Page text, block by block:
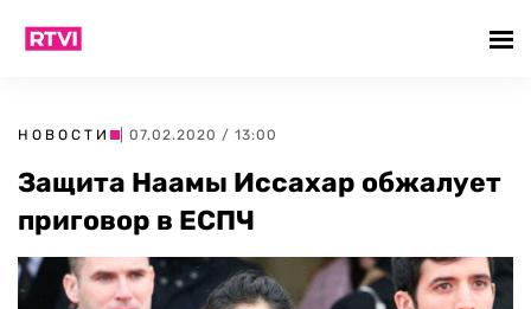
НОВОСТИ | 07.02.2020 / 13:00
Защита Наамы Иссахар обжалует
приговор в ЕСПЧ